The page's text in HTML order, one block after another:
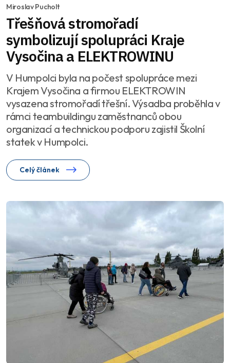
Miroslav Pucholt
Třešňová stromořadí
symbolizují spolupráci Kraje
Vysočina a ELEKTROWINU
V Humpolci byla na počest spolupráce mezi
Krajem Vysočina a firmou ELEKTROWIN
vysazena stromořadí třešní. Výsadba proběhla v
rámci teambuildingu zaměstnanců obou
organizací a technickou podporu zajistil Školní
statek v Humpolci.
Celý článek